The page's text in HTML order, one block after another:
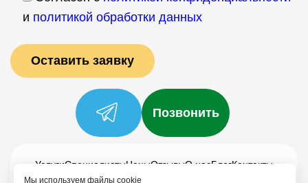
и политикой обработки данных
Мы используем файлы cookie
Позвонить
УслугиСпециалистыЦеныОтзывыО насБлогКонтакты